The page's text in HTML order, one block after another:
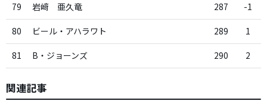
79 岩﨑 亜久竜 287 -1
80 ビール・アハラワト 289 1
81 B・ジョーンズ 290 2
関連記事